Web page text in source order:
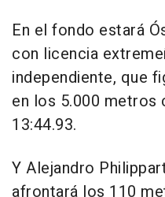
En el fondo estará
con licencia
independiente, que
en los 5.000 metros
13:44.93.
Y Alejandro
afrontará los 110